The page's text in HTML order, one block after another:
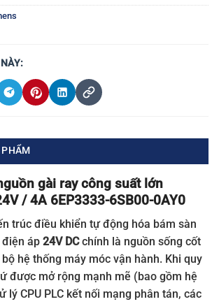
gài ray công suất lớn
/ 4A 6EP3333-6SB00-0AY0
trúc điều khiển tự động hóa bám sàn
điện áp 24V DCchính là nguồn sống cốt
hệ thống máy móc vận hành. Khi quy
được mở rộng mạnh mẽ (bao gồm hệ
lý CPU PLC kết nối mạng phân tán, các